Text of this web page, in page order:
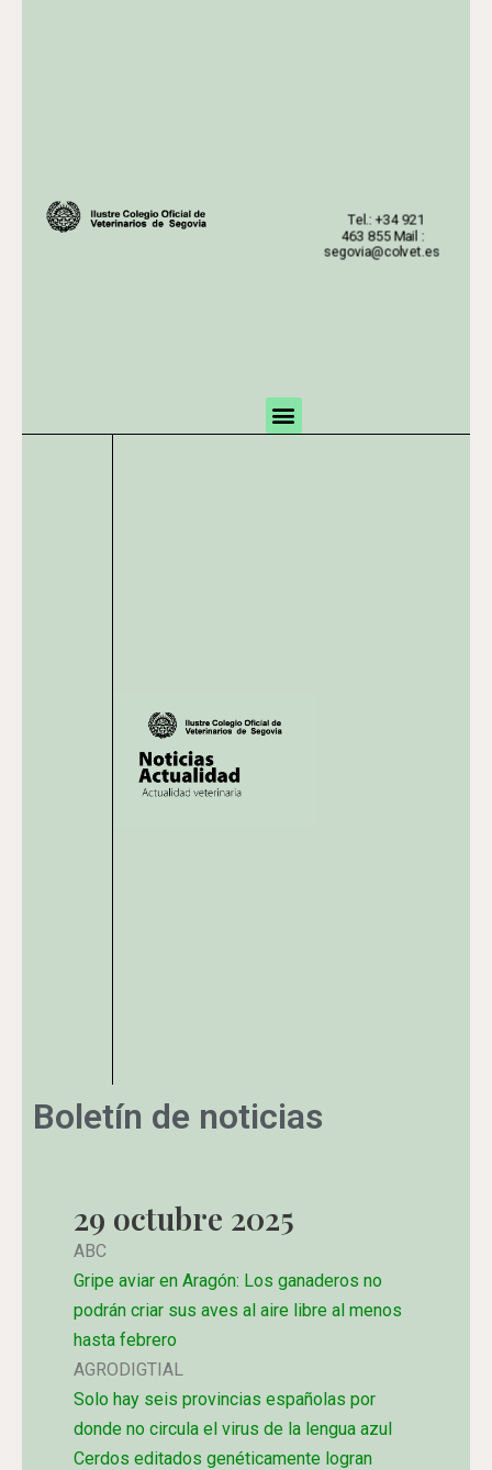
Tel.: +34 921
463 855 Mail :
segovia@colvet.es
Boletín de noticias
29 octubre 2025
ABC
Gripe aviar en Aragón: Los ganaderos no
podrán criar sus aves al aire libre al menos
hasta febrero
AGRODIGTIAL
Solo hay seis provincias españolas por
donde no circula el virus de la lengua azul
Cerdos editados genéticamente logran